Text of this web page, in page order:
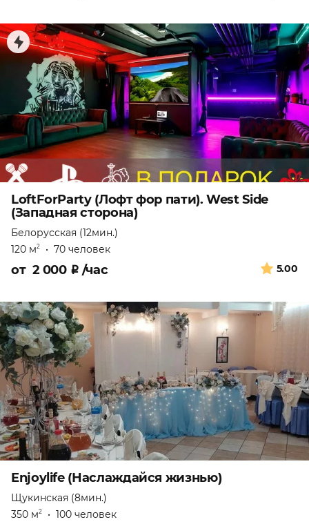
LoftForParty (Лофт фор пати). West Side
(Западная сторона)
Белорусская (12мин.)
120 м2 • 70 человек
5.00
от 2 000 ₽ /час
Enjoylife (Наслаждайся жизнью)
Щукинская (8мин.)
350 м2 • 100 человек